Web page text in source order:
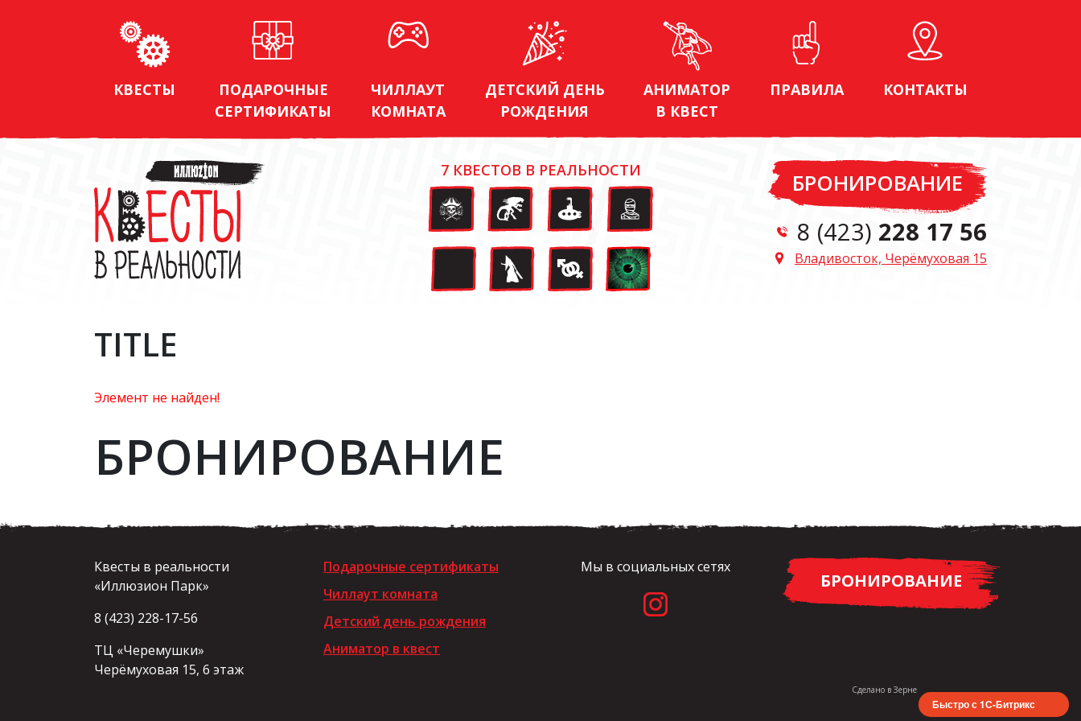
КВЕСТЫ
ПОДАРОЧНЫЕ
СЕРТИФИКАТЫ
ЧИЛЛАУТ
КОМНАТА
ДЕТСКИЙ ДЕНЬ
РОЖДЕНИЯ
АНИМАТОР
В КВЕСТ
ПРАВИЛА КОНТАКТЫ
7 КВЕСТОВ В РЕАЛЬНОСТИ БРОНИРОВАНИЕ
8 (423) 228 17 56
Владивосток, Черёмуховая 15
TITLE
Элемент не найден!
БРОНИРОВАНИЕ
Квесты в реальности
«Иллюзион Парк»
8 (423) 228-17-56
ТЦ «Черемушки»
Черёмуховая 15, 6 этаж
Подарочные сертификаты
Чиллаут комната
Детский день рождения
Аниматор в квест
Мы в социальных сетях
БРОНИРОВАНИЕ
Сделано в Зерне
Быстро с 1С-Битрикс